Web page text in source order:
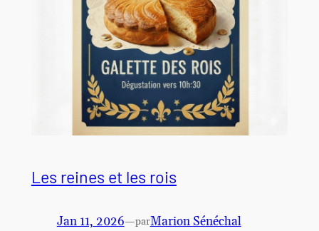
Les reines et les rois
Jan 11, 2026—parMarion Sénéchal